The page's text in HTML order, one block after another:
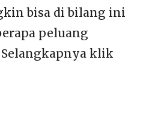
bisa di bilang ini
peluang
klik